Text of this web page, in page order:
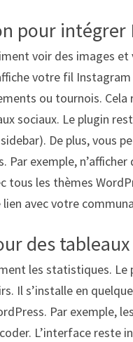
pour intégrer
voir des images
votre fil
ou tournois. Cela
sociaux. Le plugin
De plus, vous
Par exemple,
tous les thèmes
avec votre
des
les statistiques. Le
Il s’installe en
Par exemple,
L’interface reste